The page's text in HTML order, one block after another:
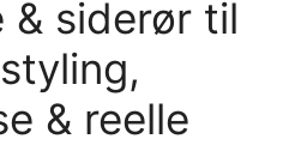
& siderør til
& reelle